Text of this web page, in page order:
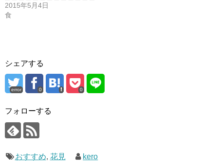
2015年5月4日
食
シェアする
error 0 0
フォローする
おすすめ, 花見 kero